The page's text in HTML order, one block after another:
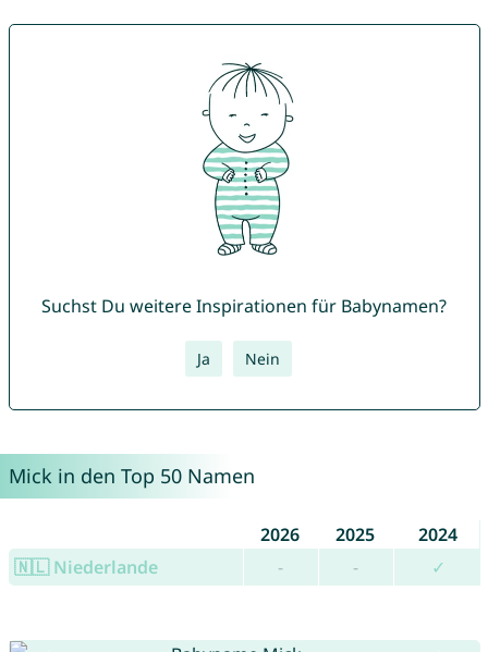
Suchst Du weitere Inspirationen für Babynamen?
Ja Nein
Mick in den Top 50 Namen
2026 2025
2024
🇳🇱 Niederlande
- - ✓